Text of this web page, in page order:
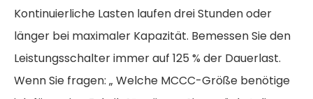
Kontinuierliche Lasten laufen drei Stunden oder
länger bei maximaler Kapazität. Bemessen Sie den
Leistungsschalter immer auf 125 % der Dauerlast.
Wenn Sie fragen: „ Welche MCCC-Größe benötige